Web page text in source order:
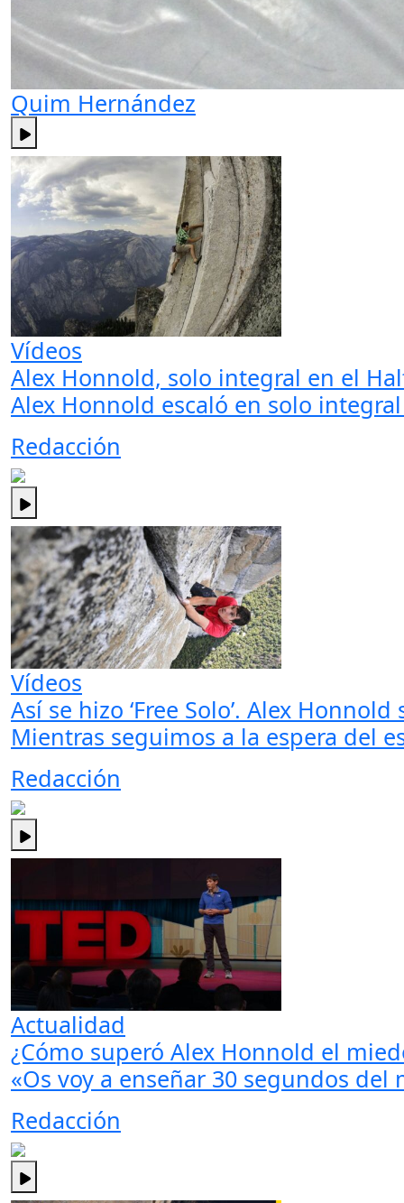
Quim Hernández
Vídeos
Alex Honnold, solo integral en el
Alex Honnold escaló en solo
Redacción
Vídeos
Así se hizo ‘Free Solo’. Alex
Mientras seguimos a la espera del
Redacción
Actualidad
¿Cómo superó Alex Honnold el
«Os voy a enseñar 30 segundos
Redacción